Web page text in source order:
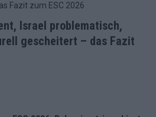
Israel problematisch,
gescheitert – das Fazit